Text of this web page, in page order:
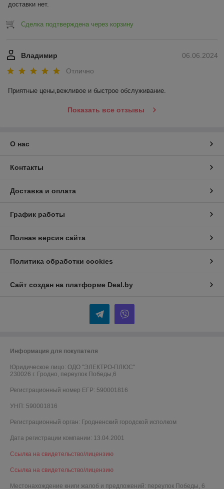
доставки нет.
Сделка подтверждена через корзину
06.06.2024
Владимир
Отлично
Приятные цены,вежливое и быстрое обслуживание.
Показать все отзывы
О нас
Контакты
Доставка и оплата
График работы
Полная версия сайта
Политика обработки cookies
Сайт создан на платформе Deal.by
Информация для покупателя
Юридическое лицо: ОДО "ЭЛЕКТРО-ПЛЮС"
230026 г. Гродно, переулок Победы,6
Регистрационный номер ЕГР: 590001816
УНП: 590001816
Регистрационный орган: Гродненский городской исполком
Дата регистрации компании: 13.04.2001
Ссылка на свидетельство/лицензию
Ссылка на свидетельство/лицензию
Местонахождение книги жалоб и предложений: переулок Победы, 6